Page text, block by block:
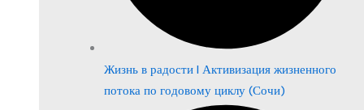
Жизнь в радости | Активизация жизненного
потока по годовому циклу (Сочи)